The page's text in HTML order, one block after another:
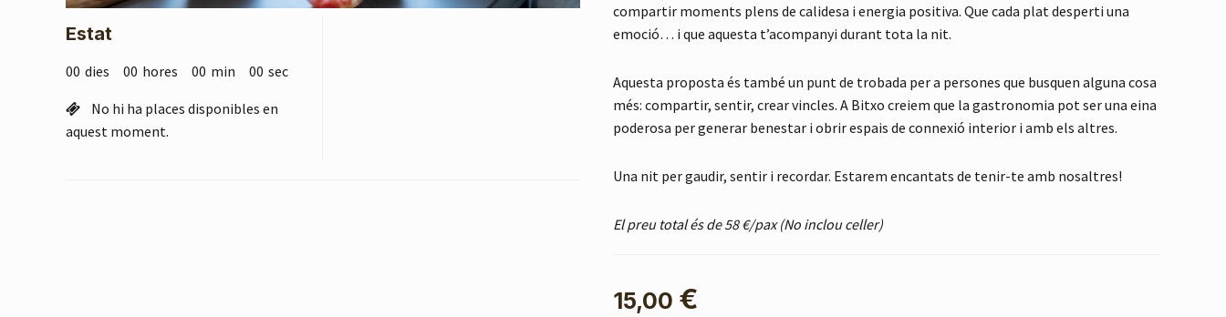
Estat
00 dies 00 hores 00 min 00 sec
No hi ha places disponibles en
aquest moment.
compartir moments plens de calidesa i energia positiva. Que cada plat desperti una
emoció… i que aquesta t’acompanyi durant tota la nit.
Aquesta proposta és també un punt de trobada per a persones que busquen alguna cosa
més: compartir, sentir, crear vincles. A Bitxo creiem que la gastronomia pot ser una eina
poderosa per generar benestar i obrir espais de connexió interior i amb els altres.
Una nit per gaudir, sentir i recordar. Estarem encantats de tenir-te amb nosaltres!
El preu total és de 58 €/pax (No inclou celler)
15,00 €